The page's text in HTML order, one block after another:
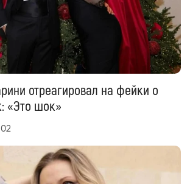
отреагировал на фейки о
«Это шок»